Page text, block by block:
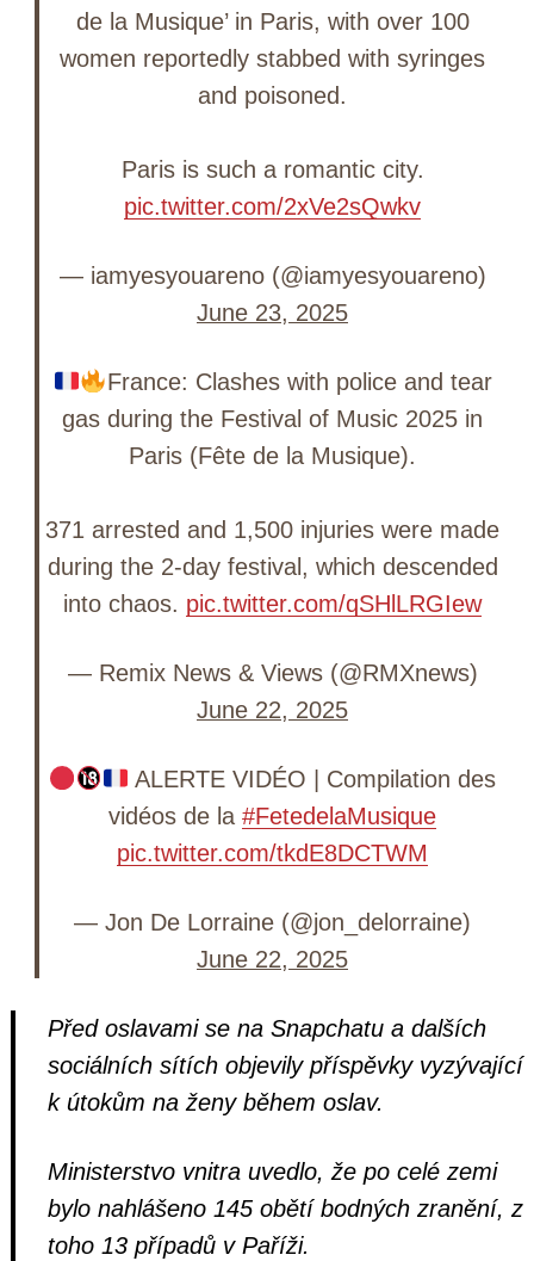
de la Musique’ in Paris, with over 100
women reportedly stabbed with syringes
and poisoned.
Paris is such a romantic city.
pic.twitter.com/2xVe2sQwkv
— iamyesyouareno (@iamyesyouareno)
June 23, 2025
France: Clashes with police and tear
gas during the Festival of Music 2025 in
Paris (Fête de la Musique).
371 arrested and 1,500 injuries were made
during the 2-day festival, which descended
into chaos. pic.twitter.com/qSHlLRGIew
— Remix News & Views (@RMXnews)
June 22, 2025
ALERTE VIDÉO | Compilation des
vidéos de la #FetedelaMusique
pic.twitter.com/tkdE8DCTWM
— Jon De Lorraine (@jon_delorraine)
June 22, 2025
Před oslavami se na Snapchatu a dalších
sociálních sítích objevily příspěvky vyzývající
k útokům na ženy během oslav.
Ministerstvo vnitra uvedlo, že po celé zemi
bylo nahlášeno 145 obětí bodných zranění, z
toho 13 případů v Paříži.